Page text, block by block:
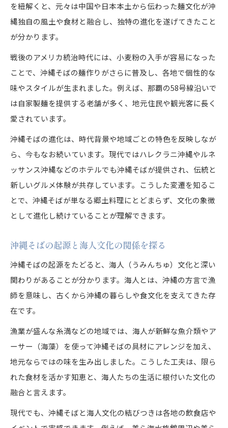
を紐解くと、元々は中国や日本本土から伝わった麺文化が沖
縄独自の風土や食材と融合し、独特の進化を遂げてきたこと
が分かります。
戦後のアメリカ統治時代には、小麦粉の入手が容易になった
ことで、沖縄そばの麺作りがさらに普及し、各地で個性的な
味やスタイルが生まれました。例えば、那覇の58号線沿いで
は自家製麺を提供する老舗が多く、地元住民や観光客に長く
愛されています。
沖縄そばの進化は、時代背景や地域ごとの特色を反映しなが
ら、今もなお続いています。現代ではハレクラニ沖縄やルネ
ッサンス沖縄などのホテルでも沖縄そばが提供され、伝統と
新しいグルメ体験が共存しています。こうした変遷を知るこ
とで、沖縄そばが単なる郷土料理にとどまらず、文化の象徴
として進化し続けていることが理解できます。
沖縄そばの起源と海人文化の関係を探る
沖縄そばの起源をたどると、海人（うみんちゅ）文化と深い
関わりがあることが分かります。海人とは、沖縄の方言で漁
師を意味し、古くから沖縄の暮らしや食文化を支えてきた存
在です。
漁業が盛んな糸満などの地域では、海人が新鮮な魚介類やア
ーサー（海藻）を使って沖縄そばの具材にアレンジを加え、
地元ならではの味を生み出しました。こうした工夫は、限ら
れた食材を活かす知恵と、海人たちの生活に根付いた文化の
融合と言えます。
現代でも、沖縄そばと海人文化の結びつきは各地の飲食店や